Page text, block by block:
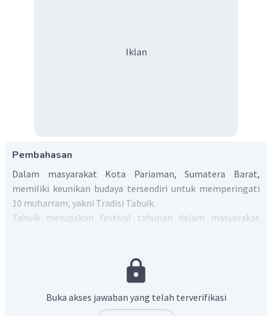
Iklan
Pembahasan
Dalam masyarakat Kota Pariaman, Sumatera Barat,
memiliki keunikan budaya tersendiri untuk memperingati
10 muharram, yakni Tradisi Tabuik.
Tabuik merupakan festival tahunan dalam masyarakat
bin Ali dalam Perang Karbala. Tabuik sendiri diambil dari
yang bermakna peti kayu. Dalam
jenazahnya tersimpan dalam peti kayu dan dibawa oleh
Buka akses jawaban yang telah terverifikasi